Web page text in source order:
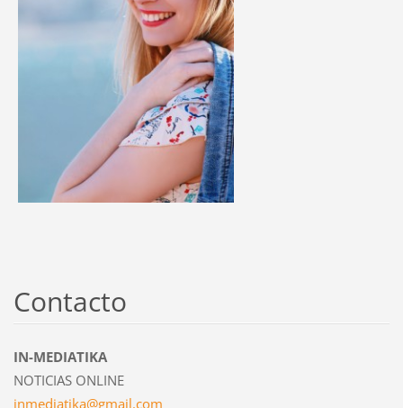
Contacto
IN-MEDIATIKA
NOTICIAS ONLINE
inmediatika@gmail.com